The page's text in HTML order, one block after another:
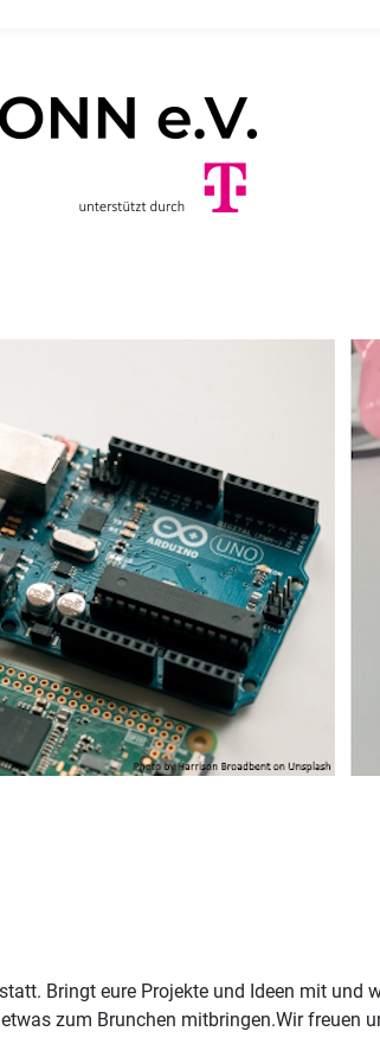
Bringt eure Projekte und Ideen mit und
zum Brunchen mitbringen.Wir freuen